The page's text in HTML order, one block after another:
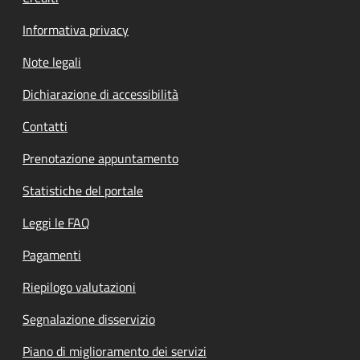
Informativa privacy
Note legali
Dichiarazione di accessibilità
Contatti
Prenotazione appuntamento
Statistiche del portale
Leggi le FAQ
Pagamenti
Riepilogo valutazioni
Segnalazione disservizio
Piano di miglioramento dei servizi